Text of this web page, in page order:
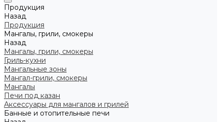
Продукция
Назад
Продукция
Мангалы, грили, смокеры
Назад
Мангалы, грили, смокеры
Гриль-кухни
Мангальные зоны
Мангал-грили, смокеры
Мангалы
Печи под казан
Аксессуары для мангалов и грилей
Банные и отопительные печи